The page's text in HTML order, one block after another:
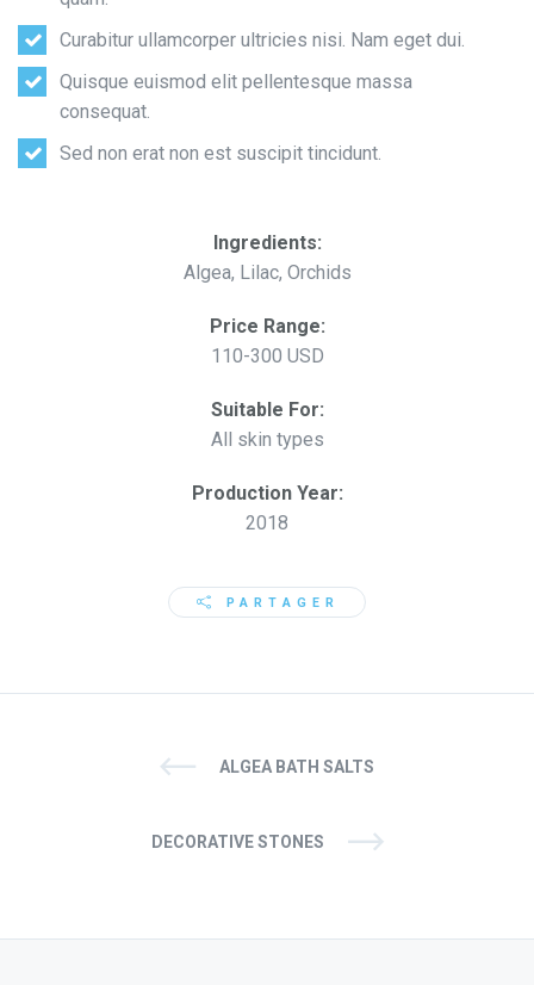
Curabitur ullamcorper ultricies nisi. Nam eget dui.
Quisque euismod elit pellentesque massa
consequat.
Sed non erat non est suscipit tincidunt.
Ingredients:
Algea, Lilac, Orchids
Price Range:
110-300 USD
Suitable For:
All skin types
Production Year:
2018
PARTAGER
ALGEA BATH SALTS
DECORATIVE STONES